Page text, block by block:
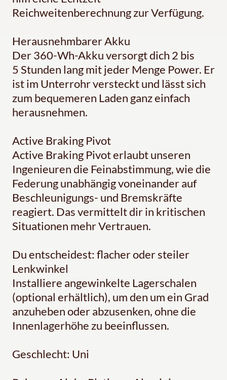
Reichweitenberechnung zur Verfügung.
Herausnehmbarer Akku
Der 360-Wh-Akku versorgt dich 2 bis
5 Stunden lang mit jeder Menge Power. Er
ist im Unterrohr versteckt und lässt sich
zum bequemeren Laden ganz einfach
herausnehmen.
Active Braking Pivot
Active Braking Pivot erlaubt unseren
Ingenieuren die Feinabstimmung, wie die
Federung unabhängig voneinander auf
Beschleunigungs- und Bremskräfte
reagiert. Das vermittelt dir in kritischen
Situationen mehr Vertrauen.
Du entscheidest: flacher oder steiler
Lenkwinkel
Installiere angewinkelte Lagerschalen
(optional erhältlich), um den um ein Grad
anzuheben oder abzusenken, ohne die
Innenlagerhöhe zu beeinflussen.
Geschlecht: Uni